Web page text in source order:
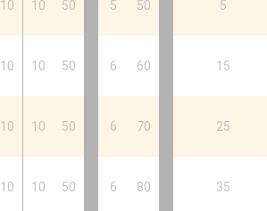
10 10 50 5 50 5
10 10 50 6 60 15
10 10 50 6 70 25
10 10 50 6 80 35